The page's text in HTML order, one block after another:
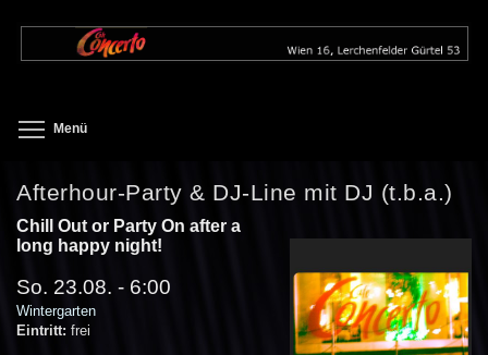
zum
Menü
Afterhour-Party & DJ-Line mit DJ (t.b.a.)
Chill Out or Party On after a
long happy night!
So. 23.08. - 6:00
Wintergarten
Eintritt: frei